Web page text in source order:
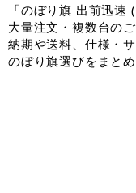
「のぼり旗 出前迅
大量注文・複数台の
納期や送料、仕様・
のぼり旗選びをまと